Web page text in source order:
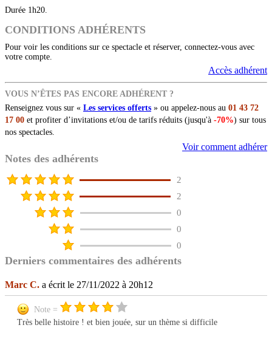
Durée 1h20.
CONDITIONS ADHÉRENTS
Pour voir les conditions sur ce spectacle et réserver, connectez-vous avec
votre compte.
Accès adhérent
VOUS N’ÊTES PAS ENCORE ADHÉRENT ?
Renseignez vous sur « Les services offerts » ou appelez-nous au 01 43 72
17 00 et profiter d’invitations et/ou de tarifs réduits (jusqu'à -70%) sur tous
nos spectacles.
Voir comment adhérer
Notes des adhérents
2
2
0
0
0
Derniers commentaires des adhérents
Marc C. a écrit le 27/11/2022 à 20h12
Note =
Très belle histoire ! et bien jouée, sur un thème si difficile